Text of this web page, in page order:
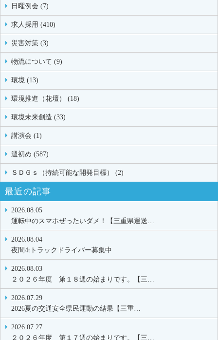
日曜例会 (7)
求人採用 (410)
災害対策 (3)
物流について (9)
環境 (13)
環境推進（花壇） (18)
環境未来創造 (33)
講演会 (1)
週初め (587)
ＳＤＧｓ（持続可能な開発目標） (2)
最近の記事
2026.08.05
運転中のスマホぜったいダメ！【三重県運送…
2026.08.04
夜間4tトラックドライバー募集中
2026.08.03
２０２６年度 第１８週の始まりです。【三…
2026.07.29
2026夏の交通安全県民運動の結果【三重…
2026.07.27
２０２６年度 第１７週の始まりです。【三…